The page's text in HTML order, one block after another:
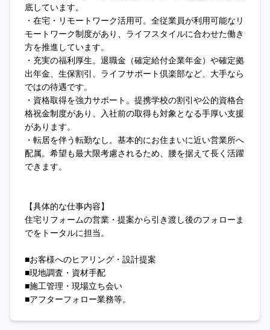
底しています。
・在宅・リモートワーク活用可。全従業員が利用可能なリ
モートワーク制度があり、ライフスタイルに合わせた働き
方を推進しています。
・充実の福利厚生。退職金（確定給付企業年金）や確定拠
出年金、生保割引、ライフサポート倶楽部など、大手なら
ではの待遇です。
・資格取得を強力サポート。提携学校の割引や公的資格合
格祝金制度があり、入社前の取得も対象となる手厚い支援
があります。
・転居を伴う転勤なし。基本的にお住まいに近い営業所へ
配属。希望も最大限考慮されるため、腰を据えて長く活躍
できます。
【具体的な仕事内容】
住宅リフォームの営業・提案から引き渡し後のフォローま
でをトータルに担当。
■お客様へのヒアリング・設計提案
■現地調査・資材手配
■施工管理・現場立ち会い
■アフターフォロー業務等。